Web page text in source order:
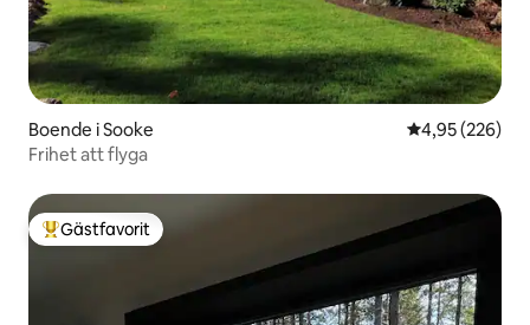
Boende i Sooke 4,95 av 5 i
4,95 (226)
Frihet att flyga
Populär gästfavorit
Gästfavorit